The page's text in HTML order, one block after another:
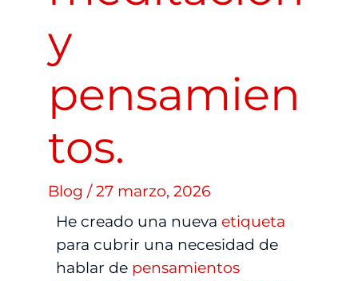
y
pensamien
tos.
Blog /27 marzo, 2026
He creado una nueva etiqueta
para cubrir una necesidad de
hablar de pensamientos